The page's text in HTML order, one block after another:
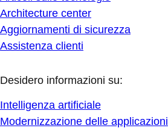
Architecture center
Aggiornamenti di sicurezza
Assistenza clienti
Desidero informazioni su:
Intelligenza artificiale
Modernizzazione delle applicazioni